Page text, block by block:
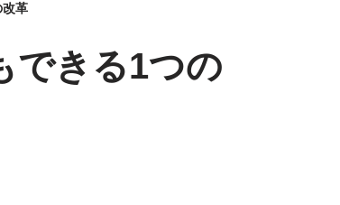
改革
できる1つの